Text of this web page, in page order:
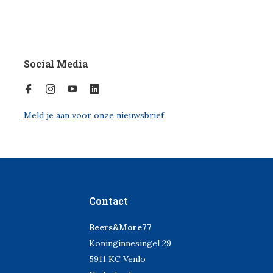
Social Media
Meld je aan voor onze nieuwsbrief
Contact
Beers&More77
Koninginnesingel 29
5911 KC Venlo